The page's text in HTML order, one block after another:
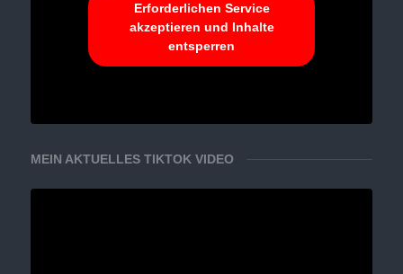
Erforderlichen Service
akzeptieren und Inhalte
entsperren
MEIN AKTUELLES TIKTOK VIDEO